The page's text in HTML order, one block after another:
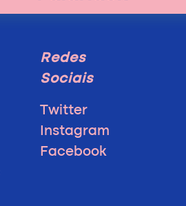
Redes
Sociais
Twitter
Instagram
Facebook